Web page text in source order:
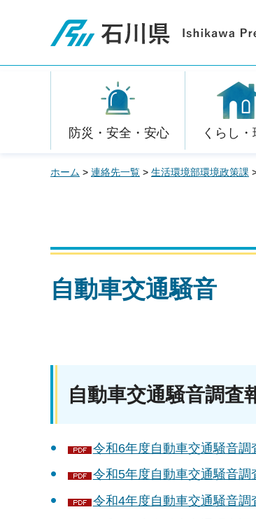
石川県
防災・安全・安心 くらし・
ホーム > 連絡先一覧 > 生活環境部環境政策課
自動車交通騒音
自動車交通騒音調査
令和6年度自動車交通騒音調
令和5年度自動車交通騒音調
令和4年度自動車交通騒音調